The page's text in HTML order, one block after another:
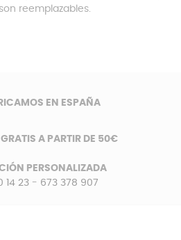
reemplazables.
EN ESPAÑA
GRATIS A PARTIR DE 50€
PERSONALIZADA
14 23- 673 378 907